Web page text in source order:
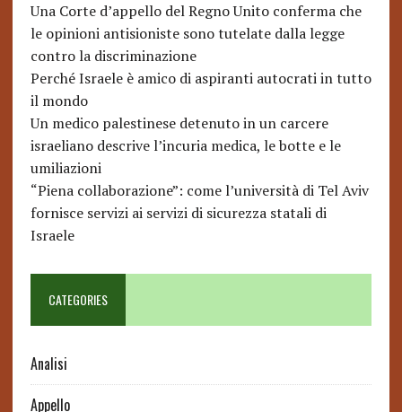
Una Corte d’appello del Regno Unito conferma che
le opinioni antisioniste sono tutelate dalla legge
contro la discriminazione
Perché Israele è amico di aspiranti autocrati in tutto
il mondo
Un medico palestinese detenuto in un carcere
israeliano descrive l’incuria medica, le botte e le
umiliazioni
“Piena collaborazione”: come l’università di Tel Aviv
fornisce servizi ai servizi di sicurezza statali di
Israele
CATEGORIES
Analisi
Appello